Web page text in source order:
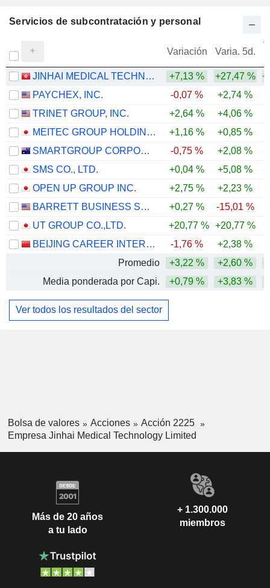
Servicios de subcontratación y personal
Variación Varia. 5d.
JINHAI MEDICAL TECHNOLOGY LIMITED +7,13 % +27,47 %
PAYCHEX, INC.
-0,07 % +2,74 %
TRINET GROUP, INC.
+2,64 % +4,06 %
MEITEC GROUP HOLDINGS INC.
+1,16 % +0,85 %
SMARTGROUP CORPORATION LTD
-0,75 % +2,08 %
SMS CO., LTD.
+0,04 % +5,08 %
OPEN UP GROUP INC.
+2,75 % +2,23 %
BARRETT BUSINESS SERVICES, INC.
+0,27 % -15,01 %
UT GROUP CO.,LTD.
+20,77 % +20,77 %
BEIJING CAREER INTERNATIONAL CO., LTD
-1,76 % +2,38 %
Promedio
+3,22 % +2,60 %
Media ponderada por Capi.
+0,79 % +3,83 %
Ver todos los resultados del sector
Bolsa de valores Acciones
Acción 2225
Empresa Jinhai Medical Technology Limited
Más de 20 años
a tu lado
+ 1.300.000
miembros